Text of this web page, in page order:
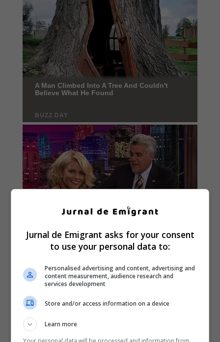
Jurnal de Emigrant asks for your consent
to use your personal data to:
Personalised advertising and content, advertising and
content measurement, audience research and
services development
Store and/or access information on a device
Learn more